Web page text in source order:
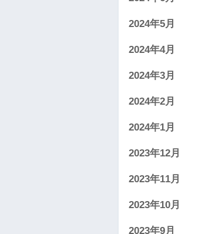
2024年5月
2024年4月
2024年3月
2024年2月
2024年1月
2023年12月
2023年11月
2023年10月
2023年9月